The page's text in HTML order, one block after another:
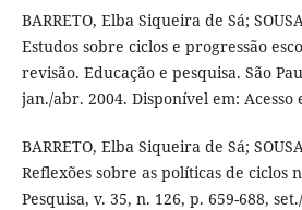
BARRETO, Elba Siqueira de Sá;
Estudos sobre ciclos e progressão
revisão. Educação e pesquisa. São
jan./abr. 2004. Disponível em: Acesso
BARRETO, Elba Siqueira de Sá;
Reflexões sobre as políticas de ciclos
Pesquisa, v. 35, n. 126, p. 659-688,